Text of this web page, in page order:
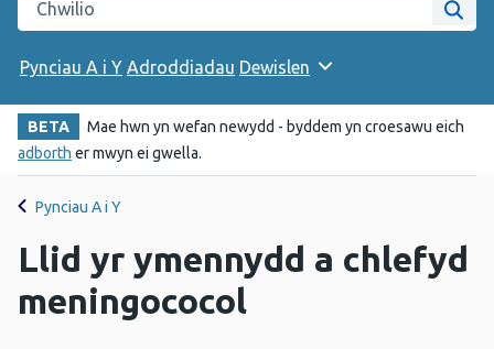
Pynciau A i Y Adroddiadau Dewislen
BETA
Mae hwn yn wefan newydd - byddem yn croesawu eich
adborth er mwyn ei gwella.
Pynciau A i Y
Llid yr ymennydd a chlefyd
meningococol